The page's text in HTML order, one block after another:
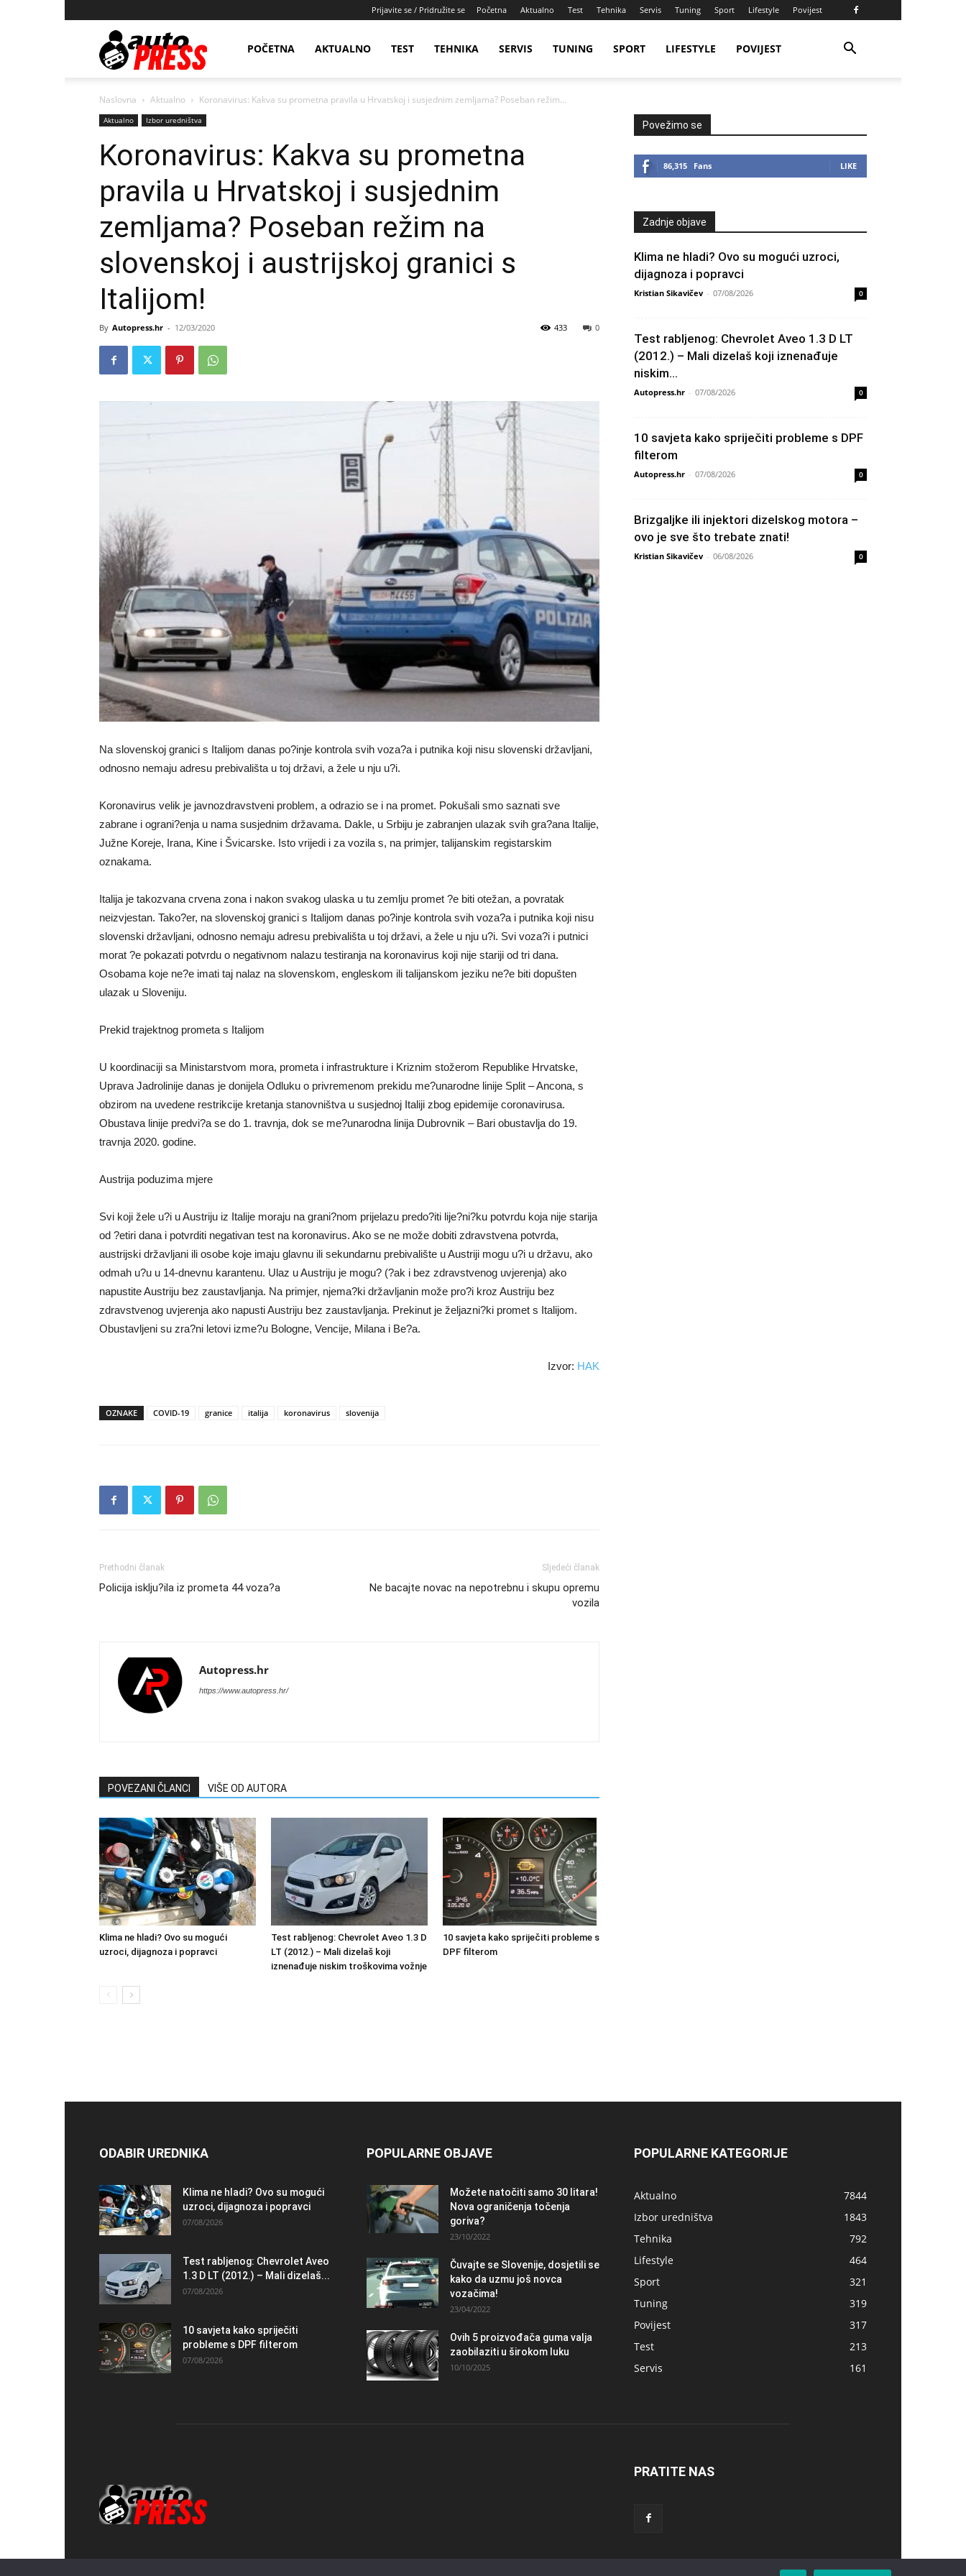
Prijavite se / Pridružite se Početna Aktualno Test Tehnika Servis Tuning Sport Lifestyle Povijest
AutopressHRPOČETNA AKTUALNO TEST TEHNIKA SERVIS TUNING SPORT LIFESTYLE POVIJEST
Naslovna Aktualno Koronavirus: Kakva su prometna pravila u Hrvatskoj i susjednim zemljama? Poseban režim...
Aktualno Izbor uredništva
Koronavirus: Kakva su prometna
pravila u Hrvatskoj i susjednim
zemljama? Poseban režim na
slovenskoj i austrijskoj granici s
Italijom!
By Autopress.hr - 12/03/2020 0
433
Na slovenskoj granici s Italijom danas po?inje kontrola svih voza?a i putnika koji nisu slovenski državljani,
odnosno nemaju adresu prebivališta u toj državi, a žele u nju u?i.
Koronavirus velik je javnozdravstveni problem, a odrazio se i na promet. Pokušali smo saznati sve
zabrane i ograni?enja u nama susjednim državama. Dakle, u Srbiju je zabranjen ulazak svih gra?ana Italije,
Južne Koreje, Irana, Kine i Švicarske. Isto vrijedi i za vozila s, na primjer, talijanskim registarskim
oznakama.
Italija je takozvana crvena zona i nakon svakog ulaska u tu zemlju promet ?e biti otežan, a povratak
neizvjestan. Tako?er, na slovenskoj granici s Italijom danas po?inje kontrola svih voza?a i putnika koji nisu
slovenski državljani, odnosno nemaju adresu prebivališta u toj državi, a žele u nju u?i. Svi voza?i i putnici
morat ?e pokazati potvrdu o negativnom nalazu testiranja na koronavirus koji nije stariji od tri dana.
Osobama koje ne?e imati taj nalaz na slovenskom, engleskom ili talijanskom jeziku ne?e biti dopušten
ulazak u Sloveniju.
Prekid trajektnog prometa s Italijom
U koordinaciji sa Ministarstvom mora, prometa i infrastrukture i Kriznim stožerom Republike Hrvatske,
Uprava Jadrolinije danas je donijela Odluku o privremenom prekidu me?unarodne linije Split – Ancona, s
obzirom na uvedene restrikcije kretanja stanovništva u susjednoj Italiji zbog epidemije coronavirusa.
Obustava linije predvi?a se do 1. travnja, dok se me?unarodna linija Dubrovnik – Bari obustavlja do 19.
travnja 2020. godine.
Austrija poduzima mjere
Svi koji žele u?i u Austriju iz Italije moraju na grani?nom prijelazu predo?iti lije?ni?ku potvrdu koja nije starija
od ?etiri dana i potvrditi negativan test na koronavirus. Ako se ne može dobiti zdravstvena potvrda,
austrijski državljani ili osobe koje imaju glavnu ili sekundarnu prebivalište u Austriji mogu u?i u državu, ako
odmah u?u u 14-dnevnu karantenu. Ulaz u Austriju je mogu? (?ak i bez zdravstvenog uvjerenja) ako
napustite Austriju bez zaustavljanja. Na primjer, njema?ki državljanin može pro?i kroz Austriju bez
zdravstvenog uvjerenja ako napusti Austriju bez zaustavljanja. Prekinut je željazni?ki promet s Italijom.
Obustavljeni su zra?ni letovi izme?u Bologne, Vencije, Milana i Be?a.
Izvor: HAK
OZNAKE COVID-19 granice italija koronavirus slovenija
Prethodni članak
Policija isklju?ila iz prometa 44 voza?a
Sljedeći članak
Ne bacajte novac na nepotrebnu i skupu opremu
vozila
Autopress.hr
https://www.autopress.hr/
POVEZANI ČLANCI VIŠE OD AUTORA
Klima ne hladi? Ovo su mogući
uzroci, dijagnoza i popravci
Test rabljenog: Chevrolet Aveo 1.3 D
LT (2012.) – Mali dizelaš koji
iznenađuje niskim troškovima vožnje
10 savjeta kako spriječiti probleme s
DPF filterom
Povežimo se
86,315 Fans LIKE
Zadnje objave
Klima ne hladi? Ovo su mogući uzroci,
dijagnoza i popravci
Kristian Sikavičev - 07/08/2026 0
Test rabljenog: Chevrolet Aveo 1.3 D LT
(2012.) – Mali dizelaš koji iznenađuje
niskim...
Autopress.hr - 07/08/2026 0
10 savjeta kako spriječiti probleme s DPF
filterom
Autopress.hr - 07/08/2026 0
Brizgaljke ili injektori dizelskog motora –
ovo je sve što trebate znati!
Kristian Sikavičev - 06/08/2026 0
ODABIR UREDNIKA
Klima ne hladi? Ovo su mogući
uzroci, dijagnoza i popravci
07/08/2026
Test rabljenog: Chevrolet Aveo
1.3 D LT (2012.) – Mali dizelaš...
07/08/2026
10 savjeta kako spriječiti
probleme s DPF filterom
07/08/2026
POPULARNE OBJAVE
Možete natočiti samo 30 litara!
Nova ograničenja točenja
goriva?
23/10/2022
Čuvajte se Slovenije, dosjetili se
kako da uzmu još novca
vozačima!
23/04/2022
Ovih 5 proizvođača guma valja
zaobilaziti u širokom luku
10/10/2025
POPULARNE KATEGORIJE
Aktualno
7844
Izbor uredništva
1843
Tehnika
792
Lifestyle
464
Sport
321
Tuning
319
Povijest
317
Test
213
Servis
161
PRATITE NAS